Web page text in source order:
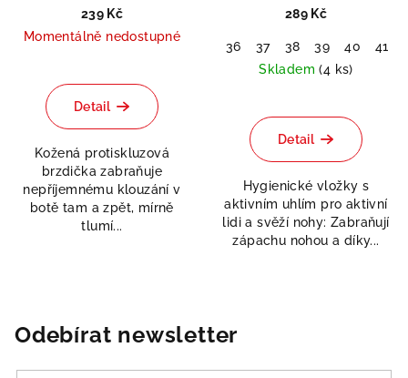
239 Kč
Momentálně nedostupné
Detail
Kožená protiskluzová
brzdička zabraňuje
nepříjemnému klouzání v
botě tam a zpět, mírně
tlumí...
289 Kč
36 37 38 39 40 41
Skladem(4 ks)
Detail
Hygienické vložky s
aktivním uhlím pro aktivní
lidi a svěží nohy: Zabraňují
zápachu nohou a díky...
Odebírat newsletter
Powered by chaterimo